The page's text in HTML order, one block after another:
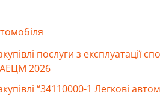
послуги з експлуатації
2026
“34110000-1 Легкові